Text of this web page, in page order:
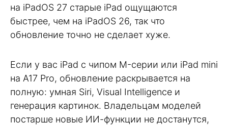
на iPadOS 27 старые iPad ощущаются
быстрее, чем на iPadOS 26, так что
обновление точно не сделает хуже.
Если у вас iPad с чипом M-серии или iPad mini
на A17 Pro, обновление раскрывается на
полную: умная Siri, Visual Intelligence и
генерация картинок. Владельцам моделей
постарше новые ИИ-функции не достанутся,